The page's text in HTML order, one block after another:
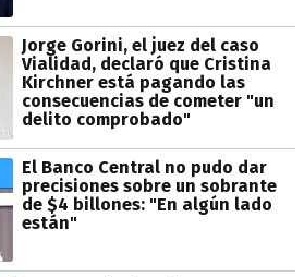
Jorge Gorini, el juez del caso
Vialidad, declaró que Cristina
Kirchner está pagando las
consecuencias de cometer "un
delito comprobado"
El Banco Central no pudo dar
precisiones sobre un sobrante
de $4 billones: "En algún lado
están"